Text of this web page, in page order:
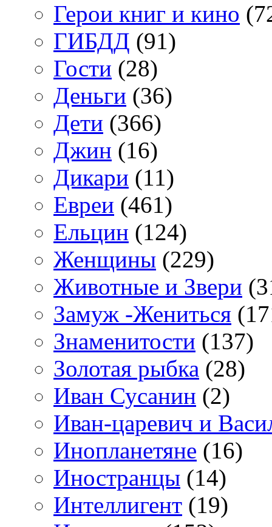
Герои книг и кино
ГИБДД (91)
Гости (28)
Деньги (36)
Дети (366)
Джин (16)
Дикари (11)
Евреи (461)
Ельцин (124)
Женщины (229)
Животные и Звери
Замуж -Жениться
Знаменитости (137)
Золотая рыбка (28)
Иван Сусанин (2)
Иван-царевич и
Инопланетяне (16)
Иностранцы (14)
Интеллигент (19)